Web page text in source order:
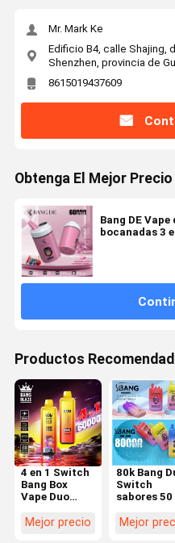
Mr. Mark Ke
Edificio B4, calle Shajing,
Shenzhen, provincia de
8615019437609
Obtenga El Mejor
Bang DE
bocanadas 3
Productos
4 en 1 Switch
Bang Box
Vape Duo
líquido Bang
Mejor precio
80k Bang
Switch
sabores 50
rellenado
Mejor